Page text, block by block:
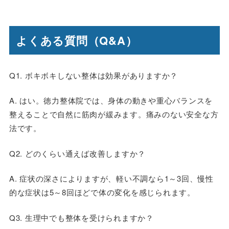
よくある質問（Q&A）
Q1. ボキボキしない整体は効果がありますか？
A. はい。徳力整体院では、身体の動きや重心バランスを
整えることで自然に筋肉が緩みます。痛みのない安全な方
法です。
Q2. どのくらい通えば改善しますか？
A. 症状の深さによりますが、軽い不調なら1～3回、慢性
的な症状は5～8回ほどで体の変化を感じられます。
Q3. 生理中でも整体を受けられますか？